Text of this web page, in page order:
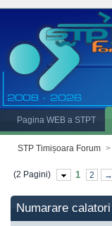
Pagina WEB a STPT
STP Timișoara Forum >
(2 Pagini) 1 2 →
Numarare calatori